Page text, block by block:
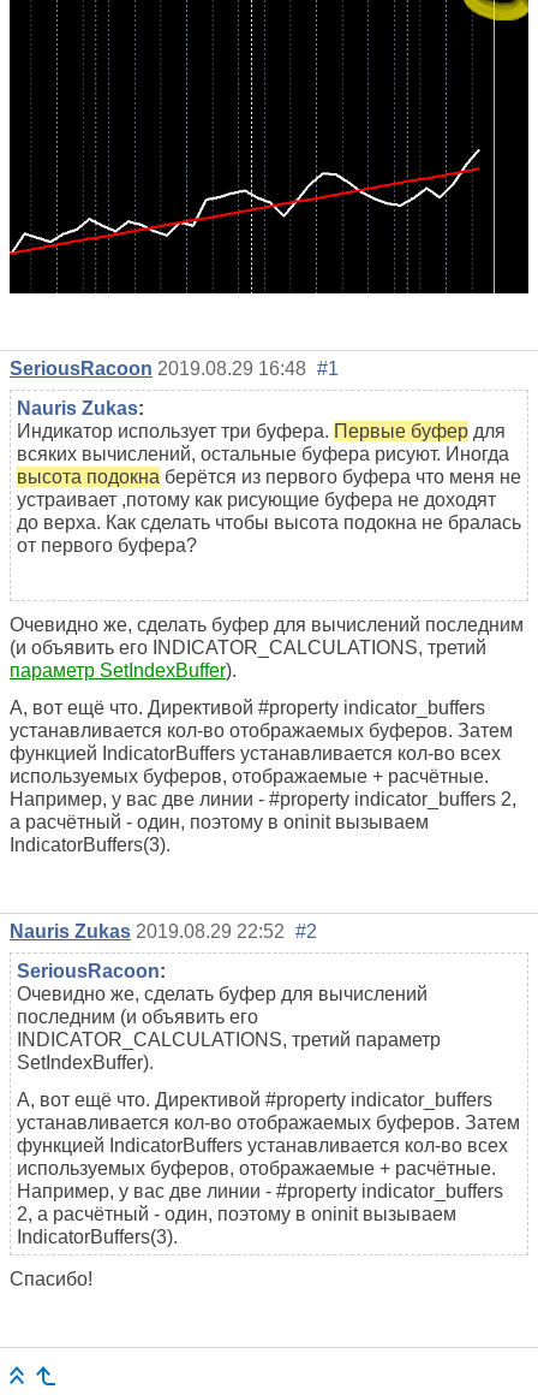
SeriousRacoon 2019.08.29 16:48 #1
Nauris Zukas:
Индикатор использует три буфера. Первые буфер для
всяких вычислений, остальные буфера рисуют. Иногда
высота подокна берётся из первого буфера что меня не
устраивает ,потому как рисующие буфера не доходят
до верха. Как сделать чтобы высота подокна не бралась
от первого буфера?
Очевидно же, сделать буфер для вычислений последним
(и объявить его INDICATOR_CALCULATIONS, третий
параметр SetIndexBuffer).
А, вот ещё что. Директивой #property indicator_buffers
устанавливается кол-во отображаемых буферов. Затем
функцией IndicatorBuffers устанавливается кол-во всех
используемых буферов, отображаемые + расчётные.
Например, у вас две линии - #property indicator_buffers 2,
а расчётный - один, поэтому в oninit вызываем
IndicatorBuffers(3).
Nauris Zukas 2019.08.29 22:52 #2
SeriousRacoon:
Очевидно же, сделать буфер для вычислений
последним (и объявить его
INDICATOR_CALCULATIONS, третий параметр
SetIndexBuffer).
А, вот ещё что. Директивой #property indicator_buffers
устанавливается кол-во отображаемых буферов. Затем
функцией IndicatorBuffers устанавливается кол-во всех
используемых буферов, отображаемые + расчётные.
Например, у вас две линии - #property indicator_buffers
2, а расчётный - один, поэтому в oninit вызываем
IndicatorBuffers(3).
Спасибо!